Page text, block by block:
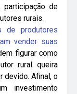
de
rurais.
de produtores
vender suas
figurar como
rural queira
devido. Afinal, o
investimento